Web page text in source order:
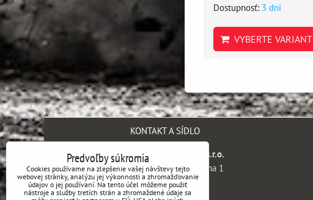
Dostupnosť: 3 dni
VYBERTE VARIANT
KONTAKT A SÍDLO
SH engineering company s.r.o.
Kaprova 42/14, 110 00 Praha 1
Česká republika
Predvoľby súkromia
Cookies používame na zlepšenie vašej návštevy tejto
webovej stránky, analýzu jej výkonnosti a zhromažďovanie
údajov o jej používaní. Na tento účel môžeme použiť
nástroje a služby tretích strán a zhromaždené údaje sa